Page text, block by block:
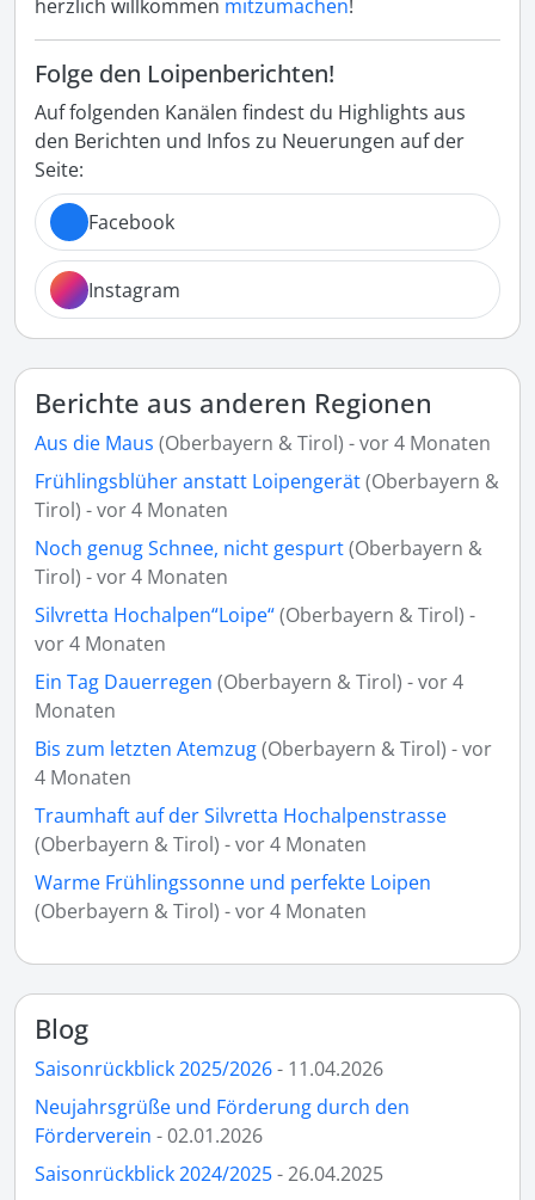
herzlich willkommen mitzumachen!
Folge den Loipenberichten!
Auf folgenden Kanälen findest du Highlights aus
den Berichten und Infos zu Neuerungen auf der
Seite:
Facebook
Instagram
Berichte aus anderen Regionen
Aus die Maus (Oberbayern & Tirol) - vor 4 Monaten
Frühlingsblüher anstatt Loipengerät(Oberbayern &
Tirol) - vor 4 Monaten
Noch genug Schnee, nicht gespurt(Oberbayern &
Tirol) - vor 4 Monaten
Silvretta Hochalpen“Loipe“(Oberbayern & Tirol) -
vor 4 Monaten
Ein Tag Dauerregen (Oberbayern & Tirol) - vor 4
Monaten
Bis zum letzten Atemzug(Oberbayern & Tirol) - vor
4 Monaten
Traumhaft auf der Silvretta Hochalpenstrasse
(Oberbayern & Tirol) - vor 4 Monaten
Warme Frühlingssonne und perfekte Loipen
(Oberbayern & Tirol) - vor 4 Monaten
Blog
Saisonrückblick 2025/2026- 11.04.2026
Neujahrsgrüße und Förderung durch den
Förderverein - 02.01.2026
Saisonrückblick 2024/2025- 26.04.2025